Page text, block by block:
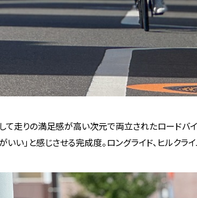
て走りの満足感が高い次元で両立されたロードバ
いい」と感じさせる完成度。ロングライド、ヒルク